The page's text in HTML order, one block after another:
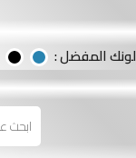
لونك المفضل :